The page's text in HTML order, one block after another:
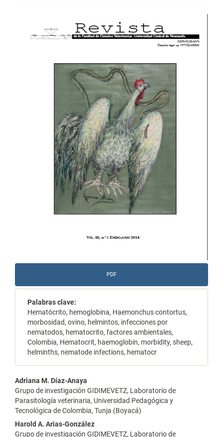
lateral
PDF
Palabras clave:
Hematócrito, hemoglobina, Haemonchus contortus,
morbosidad, ovino, helmintos, infecciones por
nematodos, hematocrito, factores ambientales,
Colombia, Hematocrit, haemoglobin, morbidity, sheep,
helminths, nematode infections, hematocr
Contenido
principal
del
artículo
Adriana M. Díaz-Anaya
Grupo de investigación GIDIMEVETZ, Laboratorio de
Parasitología veterinaria, Universidad Pedagógica y
Tecnológica de Colombia, Tunja (Boyacá)
Harold A. Arias-González
Grupo de investigación GIDIMEVETZ, Laboratorio de